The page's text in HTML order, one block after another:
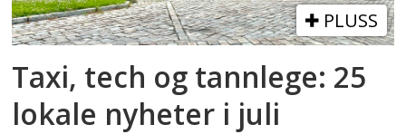
PLUSS
Taxi, tech og tannlege: 25
lokale nyheter i juli